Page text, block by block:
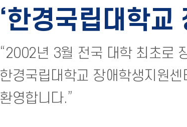
한경국립대학교
“2002년 3월 전국 대학 최초로
한경국립대학교 장애학생지원
환영합니다.”